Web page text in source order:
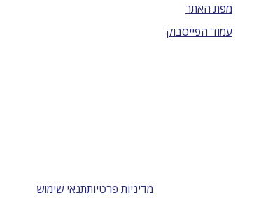
מפת האתר
עמוד הפייסבוק
מדיניות פרטיותתנאי שימוש